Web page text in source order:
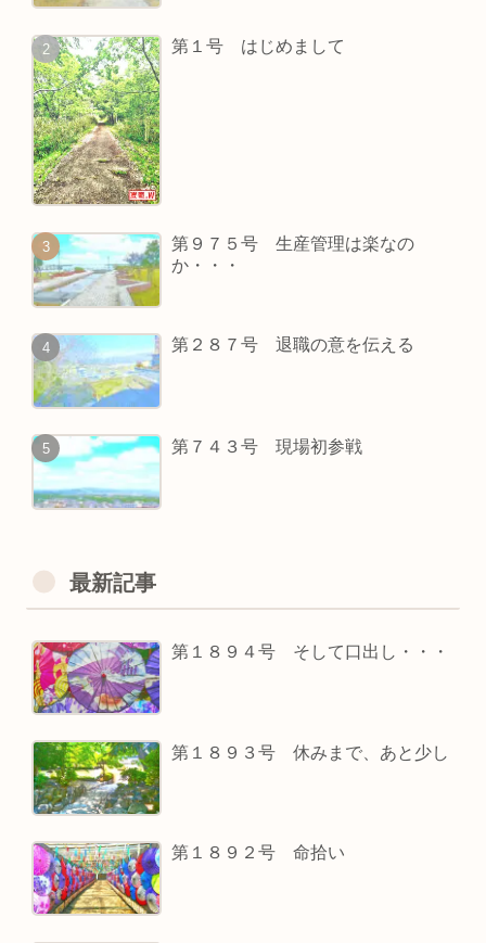
第１号 はじめまして
第９７５号 生産管理は楽なの
か・・・
第２８７号 退職の意を伝える
第７４３号 現場初参戦
最新記事
第１８９４号 そして口出し・・・
第１８９３号 休みまで、あと少し
第１８９２号 命拾い